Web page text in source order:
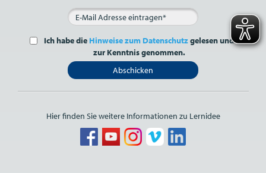
Ich habe die Hinweise zum Datenschutzgelesen und
zur Kenntnis genommen.
Abschicken
Hier finden Sie weitere Informationen zu Lernidee